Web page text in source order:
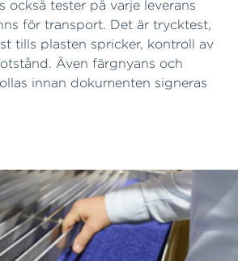
också tester på varje leverans
för transport. Det är trycktest,
tills plasten spricker, kontroll av
Även färgnyans och
innan dokumenten signeras